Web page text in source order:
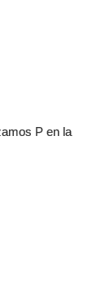
P en la